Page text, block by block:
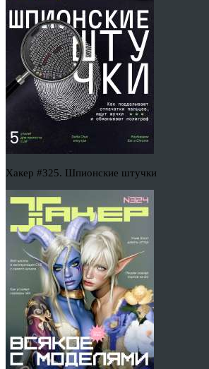
Хакер #325. Шпионские штучки